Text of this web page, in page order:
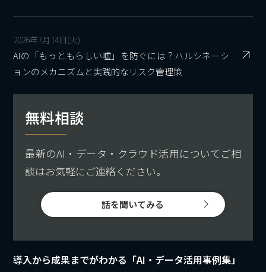
2026年7月14日(火)
AIの「もっともらしい嘘」を防ぐには？ハルシネーシ
ョンのメカニズムと実践的なリスク管理策
無料相談
最新のAI・データ・クラウド活用についてご相
談はお気軽にご連絡ください。
話を聞いてみる
導入から成果までがわかる「AI・データ活用事例集」